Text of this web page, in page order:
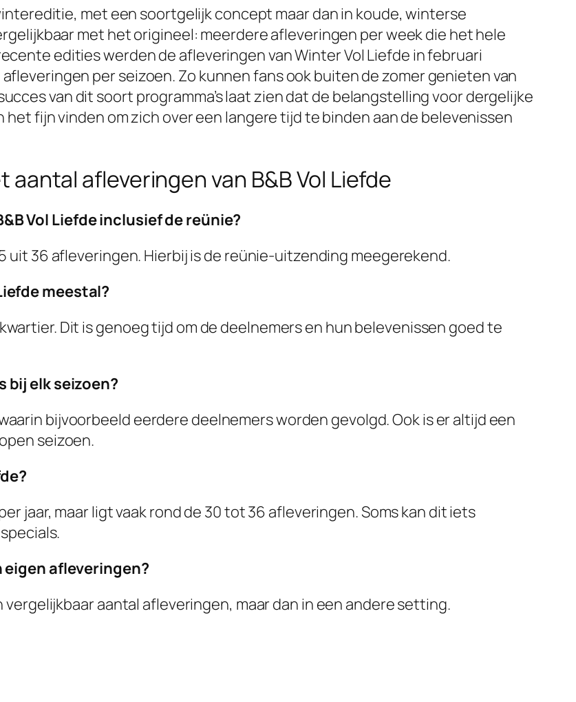
met een soortgelijk concept maar dan in koude, winterse
met het origineel: meerdere afleveringen per week die het hele
edities werden de afleveringen van Winter Vol Liefde in februari
per seizoen. Zo kunnen fans ook buiten de zomer genieten van
van dit soort programma’s laat zien dat de belangstelling voor dergelijke
fijn vinden om zich over een langere tijd te binden aan de belevenissen
afleveringen van B&B Vol Liefde
Vol Liefde inclusief de reünie?
uit 36 afleveringen. Hierbij is de reünie-uitzending meegerekend.
meestal?
Dit is genoeg tijd om de deelnemers en hun belevenissen goed te
bij elk seizoen?
bijvoorbeeld eerdere deelnemers worden gevolgd. Ook is er altijd een
seizoen.
jaar, maar ligt vaak rond de 30 tot 36 afleveringen. Soms kan dit iets
eigen afleveringen?
aantal afleveringen, maar dan in een andere setting.